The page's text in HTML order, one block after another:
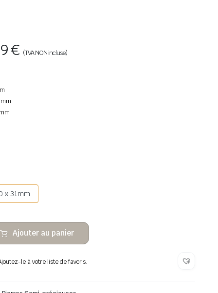
€ (TVA NON incluse)
x 31mm
Ajouter au panier
le à votre liste de favoris.